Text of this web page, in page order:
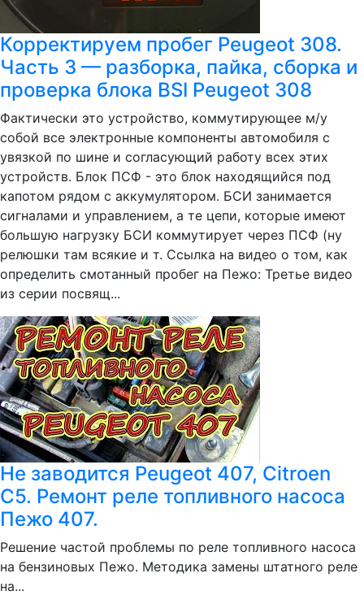
Корректируем пробег Peugeot 308.
Часть 3 — разборка, пайка, сборка и
проверка блока BSI Peugeot 308
Фактически это устройство, коммутирующее м/у
собой все электронные компоненты автомобиля с
увязкой по шине и согласующий работу всех этих
устройств. Блок ПСФ - это блок находящийся под
капотом рядом с аккумулятором. БСИ занимается
сигналами и управлением, а те цепи, которые имеют
большую нагрузку БСИ коммутирует через ПСФ (ну
релюшки там всякие и т. Ссылка на видео о том, как
определить смотанный пробег на Пежо: Третье видео
из серии посвящ...
Не заводится Peugeot 407, Citroen
C5. Ремонт реле топливного насоса
Пежо 407.
Решение частой проблемы по реле топливного насоса
на бензиновых Пежо. Методика замены штатного реле
на...